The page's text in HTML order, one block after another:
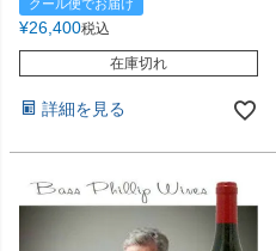
クール便でお届け
¥26,400税込
在庫切れ
詳細を見る